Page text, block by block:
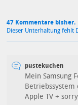
47 Kommentare bisher.
Dieser Unterhaltung fehlt
pustekuchen
Mein Samsung
Betriebssystem
Apple TV +